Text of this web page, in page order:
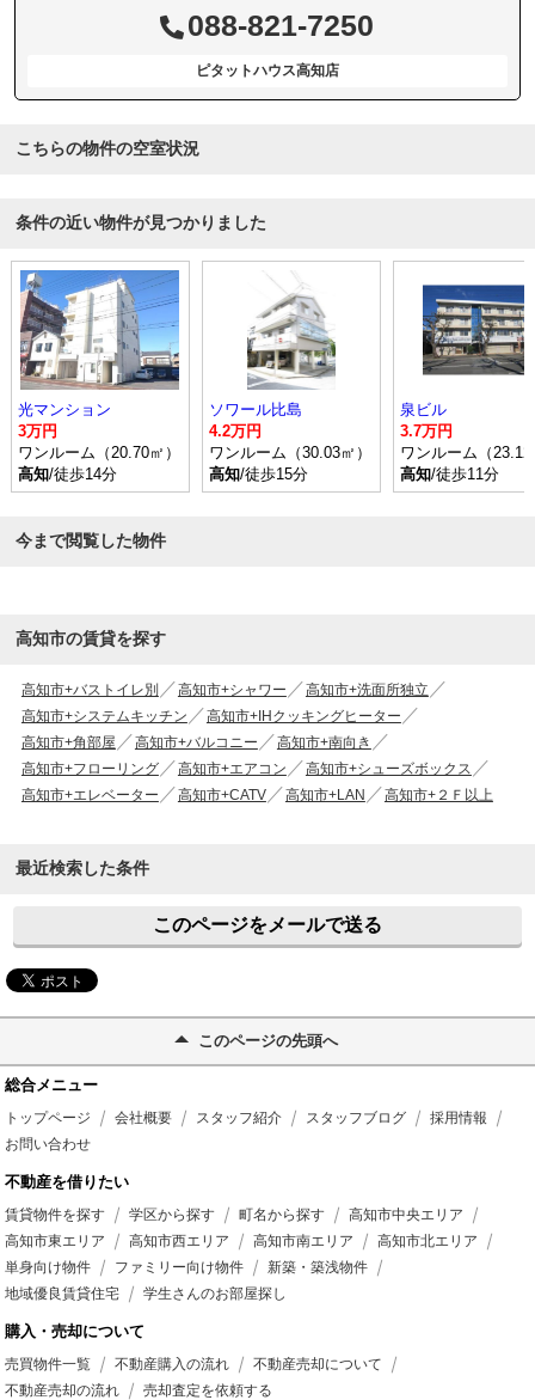
088-821-7250
ピタットハウス高知店
こちらの物件の空室状況
条件の近い物件が見つかりました
光マンション
3万円
ワンルーム（20.70㎡）
高知/徒歩14分
ソワール比島
4.2万円
ワンルーム（30.03㎡）
高知/徒歩15分
泉ビル
3.7万円
ワンルーム（23.12
高知/徒歩11分
今まで閲覧した物件
高知市の賃貸を探す
高知市+バストイレ別 高知市+シャワー
高知市+洗面所独立
高知市+システムキッチン
高知市+IHクッキングヒーター
高知市+角部屋
高知市+バルコニー
高知市+南向き
高知市+フローリング
高知市+エアコン
高知市+シューズボックス
高知市+エレベーター
高知市+CATV 高知市+LAN 高知市+２Ｆ以上
最近検索した条件
このページをメールで送る
このページの先頭へ
総合メニュー
トップページ 会社概要 スタッフ紹介 スタッフブログ
採用情報
お問い合わせ
不動産を借りたい
賃貸物件を探す 学区から探す 町名から探す
高知市中央エリア
高知市東エリア
高知市西エリア 高知市南エリア
高知市北エリア
単身向け物件
ファミリー向け物件
新築・築浅物件
地域優良賃貸住宅
学生さんのお部屋探し
購入・売却について
売買物件一覧 不動産購入の流れ
不動産売却について
不動産売却の流れ
売却査定を依頼する